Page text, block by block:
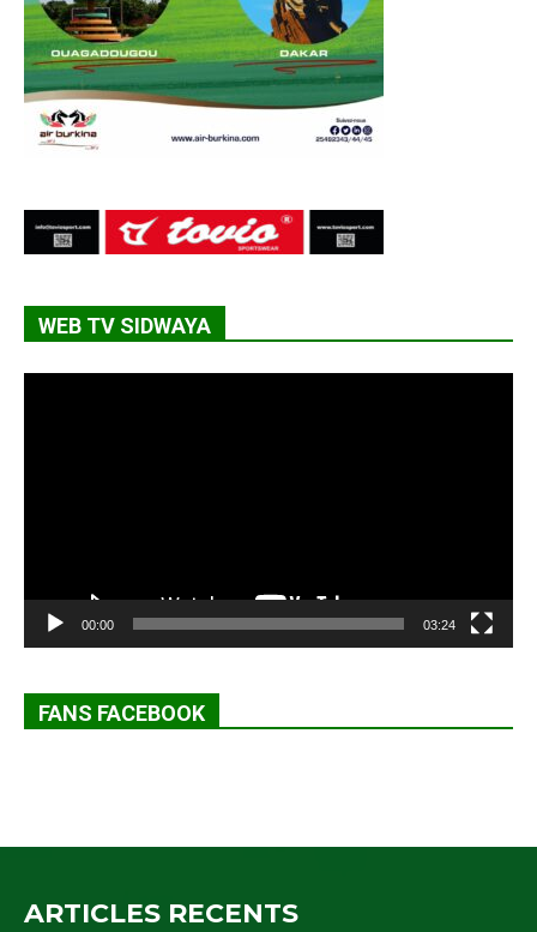
WEB TV SIDWAYA
00:00 03:24
FANS FACEBOOK
ARTICLES RECENTS